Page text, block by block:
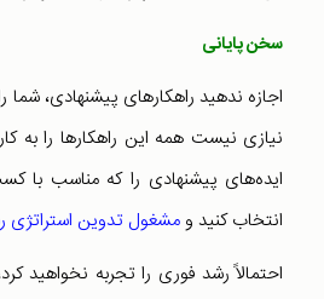
سخن پایانی
اجازه ندهید راهکارهای پیشنهادی،
نیازی نیست همه این راهکارها را به
ایده‌های پیشنهادی را که مناسب با
انتخاب کنید ومشغول تدوین
احتمالاً رشد فوری را تجربه نخواهید